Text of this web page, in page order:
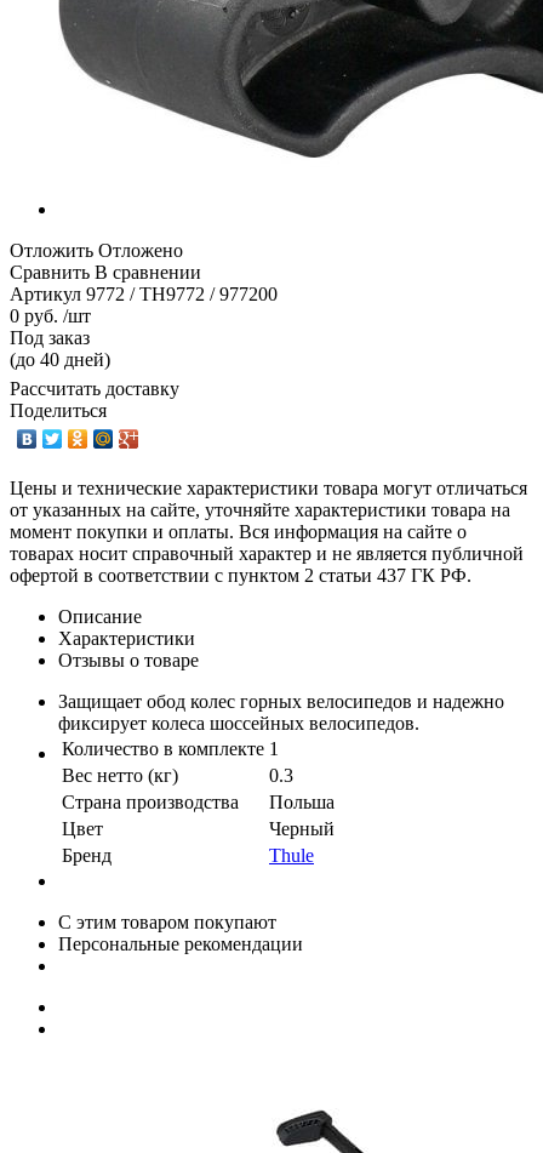
Отложить Отложено
Сравнить В сравнении
Артикул 9772 / TH9772 / 977200
0 руб. /шт
Под заказ
(до 40 дней)
Рассчитать доставку
Поделиться
Цены и технические характеристики товара могут отличаться
от указанных на сайте, уточняйте характеристики товара на
момент покупки и оплаты. Вся информация на сайте о
товарах носит справочный характер и не является публичной
офертой в соответствии с пунктом 2 статьи 437 ГК РФ.
Описание
Характеристики
Отзывы о товаре
Защищает обод колес горных велосипедов и надежно
фиксирует колеса шоссейных велосипедов.
Количество в комплекте 1
Вес нетто (кг)
0.3
Страна производства
Польша
Цвет
Черный
Бренд
Thule
С этим товаром покупают
Персональные рекомендации